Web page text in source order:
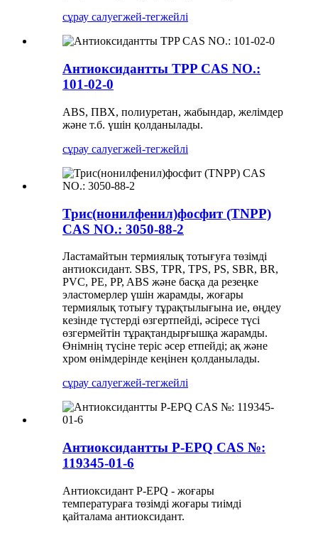
сұрау салуегжей-тегжейлі
Антиоксидантты TPP CAS NO.:
101-02-0
ABS, ПВХ, полиуретан, жабындар, желімдер
және т.б. үшін қолданылады.
сұрау салуегжей-тегжейлі
Трис(нонилфенил)фосфит (TNPP)
CAS NO.: 3050-88-2
Ластамайтын термиялық тотығуға төзімді
антиоксидант. SBS, TPR, TPS, PS, SBR, BR,
PVC, PE, PP, ABS және басқа да резеңке
эластомерлер үшін жарамды, жоғары
термиялық тотығу тұрақтылығына ие, өңдеу
кезінде түстерді өзгертпейді, әсіресе түсі
өзгермейтін тұрақтандырғышқа жарамды.
Өнімнің түсіне теріс әсер етпейді; ақ және
хром өнімдерінде кеңінен қолданылады.
сұрау салуегжей-тегжейлі
Антиоксидантты P-EPQ CAS №:
119345-01-6
Антиоксидант P-EPQ - жоғары
температураға төзімді жоғары тиімді
қайталама антиоксидант.